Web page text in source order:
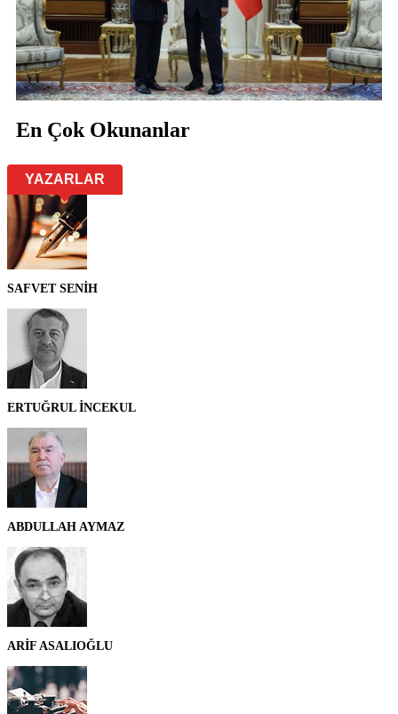
En Çok Okunanlar
YAZARLAR
SAFVET SENİH
ERTUĞRUL İNCEKUL
ABDULLAH AYMAZ
ARİF ASALIOĞLU